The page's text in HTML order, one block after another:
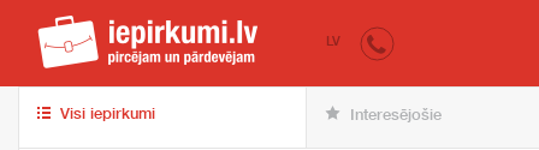
iepirkumi.lv
LV
Visi iepirkumi Interesējošie